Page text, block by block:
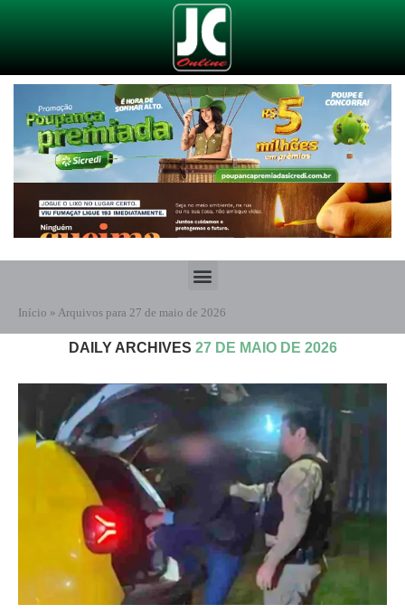
Início » Arquivos para 27 de maio de 2026
DAILY ARCHIVES 27 DE MAIO DE 2026